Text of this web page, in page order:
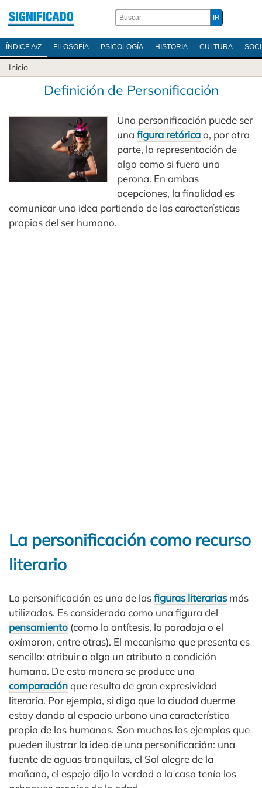
ÍNDICE A/Z FILOSOFÍA PSICOLOGÍA HISTORIA CULTURA
Inicio
Definición de Personificación
Una personificación puede ser
unafigura retóricao, por otra
parte, la representación de
algo como si fuera una
perona. En ambas
acepciones, la finalidad es
comunicar una idea partiendo de las características
propias del ser humano.
La personificación como recurso
literario
La personificación es una de lasfiguras literariasmás
utilizadas. Es considerada como una figura del
pensamiento (como la antítesis, la paradoja o el
oxímoron, entre otras). El mecanismo que presenta es
sencillo: atribuir a algo un atributo o condición
humana. De esta manera se produce una
comparaciónque resulta de gran expresividad
literaria. Por ejemplo, si digo que la ciudad duerme
estoy dando al espacio urbano una característica
propia de los humanos. Son muchos los ejemplos que
pueden ilustrar la idea de una personificación: una
fuente de aguas tranquilas, el Sol alegre de la
mañana, el espejo dijo la verdad o la casa tenía los